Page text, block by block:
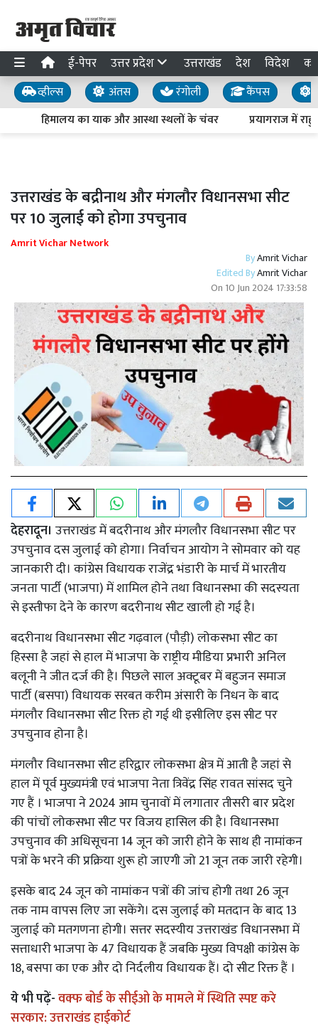
ई-पेपर उत्तर प्रदेश उत्तराखंड देश विदेश
व्हील्स अंतस रंगोली कैंपस
हिमालय का याक और आस्था स्थलों के चंवर
प्रयागराज में
उत्तराखंड के बद्रीनाथ और मंगलौर विधानसभा सीट
पर 10 जुलाई को होगा उपचुनाव
Amrit Vichar Network
ByAmrit Vichar
Edited ByAmrit Vichar
On 10 Jun 2024 17:33:58
देहरादून। उत्तराखंड में बदरीनाथ और मंगलौर विधानसभा सीट पर
उपचुनाव दस जुलाई को होगा। निर्वाचन आयोग ने सोमवार को यह
जानकारी दी। कांग्रेस विधायक राजेंद्र भंडारी के मार्च में भारतीय
जनता पार्टी (भाजपा) में शामिल होने तथा विधानसभा की सदस्यता
से इस्तीफा देने के कारण बदरीनाथ सीट खाली हो गई है।
बदरीनाथ विधानसभा सीट गढ़वाल (पौड़ी) लोकसभा सीट का
हिस्सा है जहां से हाल में भाजपा के राष्ट्रीय मीडिया प्रभारी अनिल
बलूनी ने जीत दर्ज की है। पिछले साल अक्टूबर में बहुजन समाज
पार्टी (बसपा) विधायक सरबत करीम अंसारी के निधन के बाद
मंगलौर विधानसभा सीट रिक्त हो गई थी इसीलिए इस सीट पर
उपचुनाव होना है।
मंगलौर विधानसभा सीट हरिद्वार लोकसभा क्षेत्र में आती है जहां से
हाल में पूर्व मुख्यमंत्री एवं भाजपा नेता त्रिवेंद्र सिंह रावत सांसद चुने
गए हैं । भाजपा ने 2024 आम चुनावों में लगातार तीसरी बार प्रदेश
की पांचों लोकसभा सीट पर विजय हासिल की है। विधानसभा
उपचुनाव की अधिसूचना 14 जून को जारी होने के साथ ही नामांकन
पत्रों के भरने की प्रक्रिया शुरू हो जाएगी जो 21 जून तक जारी रहेगी।
इसके बाद 24 जून को नामांकन पत्रों की जांच होगी तथा 26 जून
तक नाम वापस लिए जा सकेंगे। दस जुलाई को मतदान के बाद 13
जुलाई को मतगणना होगी। सत्तर सदस्यीय उत्तराखंड विधानसभा में
सत्ताधारी भाजपा के 47 विधायक हैं जबकि मुख्य विपक्षी कांग्रेस के
18, बसपा का एक और दो निर्दलीय विधायक हैं। दो सीट रिक्त हैं ।
ये भी पढ़ें-वक्फ बोर्ड के सीईओ के मामले में स्थिति स्पष्ट करे
सरकार: उत्तराखंड हाईकोर्ट